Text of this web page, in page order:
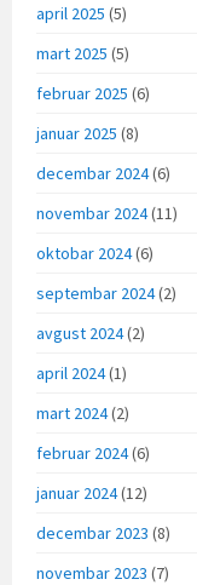
april 2025 (5)
mart 2025 (5)
februar 2025 (6)
januar 2025 (8)
decembar 2024(6)
novembar 2024(11)
oktobar 2024(6)
septembar 2024(2)
avgust 2024(2)
april 2024(1)
mart 2024(2)
februar 2024(6)
januar 2024(12)
decembar 2023 (8)
novembar 2023 (7)